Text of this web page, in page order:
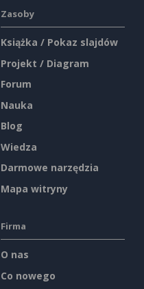
Zasoby
Książka / Pokaz slajdów
Projekt / Diagram
Forum
Nauka
Blog
Wiedza
Darmowe narzędzia
Mapa witryny
Firma
O nas
Co nowego